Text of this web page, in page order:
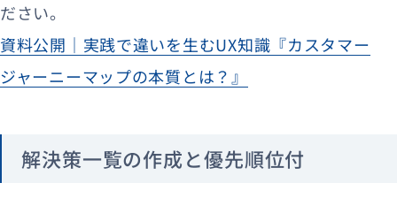
ださい。
資料公開｜実践で違いを生むUX知識『カスタマー
ジャーニーマップの本質とは？』
解決策一覧の作成と優先順位付